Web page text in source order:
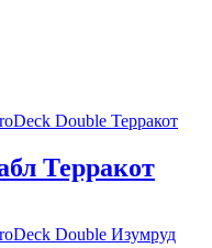
Терракот